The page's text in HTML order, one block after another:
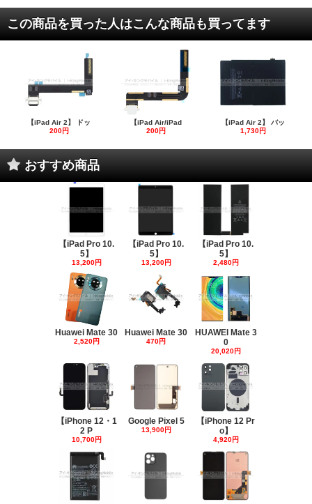
この商品を買った人はこんな商品も買ってます
【iPad Air 2】 ドッ
200円
【iPad Air/iPad
200円
【iPad Air 2】 バッ
1,730円
おすすめ商品
【iPad Pro 10.
5】
13,200円
【iPad Pro 10.
5】
13,200円
【iPad Pro 10.
5】
2,480円
Huawei Mate 30
2,520円
Huawei Mate 30
470円
HUAWEI Mate 3
0
20,020円
【iPhone 12・1
2 P
10,700円
Google Pixel 5
13,900円
【iPhone 12 Pr
o】
4,920円